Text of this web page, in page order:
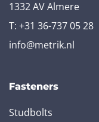
1332 AV Almere
T: +31 36-737 05 28
info@metrik.nl
Fasteners
Studbolts